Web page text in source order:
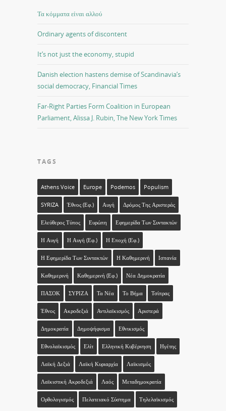
Τα κόμματα είναι αλλού
Ordinary agents of discontent
It’s not just the economy, stupid
Danish election hastens demise of Scandinavia’s
social democracy, Financial Times
Far-Right Parties Form Coalition in European
Parliament, Alissa J. Rubin, The New York Times
TAGS
Athens Voice Europe Podemos Populism
SYRIZA Έθνος (εφ.) Αυγή Δρόμος Της Αριστεράς
Ελεύθερος Τύπος Ευρώπη Εφημερίδα Των Συντακτών
Η Αυγή Η Αυγή (εφ.) Η Εποχή (εφ.)
Η Εφημερίδα Των Συντακτών Η Καθημερινή Ισπανία
Καθημερινή Καθημερινή (εφ.) Νέα Δημοκρατία
ΠΑΣΟΚ ΣΥΡΙΖΑ Τα Νέα Το Βήμα Τσίπρας
Έθνος Ακροδεξιά Αντιλαϊκισμός Αριστερά
Δημοκρατία Δημοψήφισμα Εθνικισμός
Εθνολαϊκισμός Ελίτ Ελληνική Κυβέρνηση Ηγέτης
Λαϊκή Δεξιά Λαϊκή Κυριαρχία Λαϊκισμός
Λαϊκιστική Ακροδεξιά Λαός Μεταδημοκρατία
Ορθολογισμός Πελατειακό Σύστημα Τηλελαϊκισμός